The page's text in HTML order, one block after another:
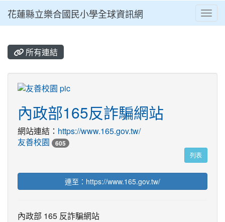
⏸
花蓮縣立樂合國民小學全球資訊網
所有連結
內政部165反詐騙網站
網站連結： https://www.165.gov.tw/
友善校園
605
列表
連至：https://www.165.gov.tw/
內政部 165 反詐騙網站